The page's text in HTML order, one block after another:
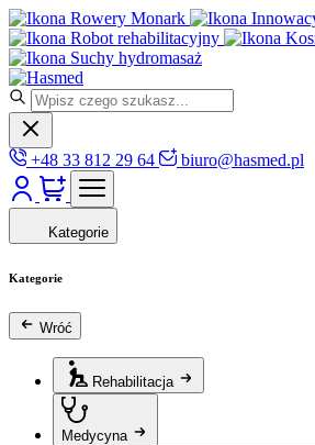
Rowery Monark
Robot rehabilitacyjny
Suchy hydromasaż
+48 33 812 29 64 biuro@hasmed.pl
Kategorie
Kategorie
Wróć
Rehabilitacja
Medycyna